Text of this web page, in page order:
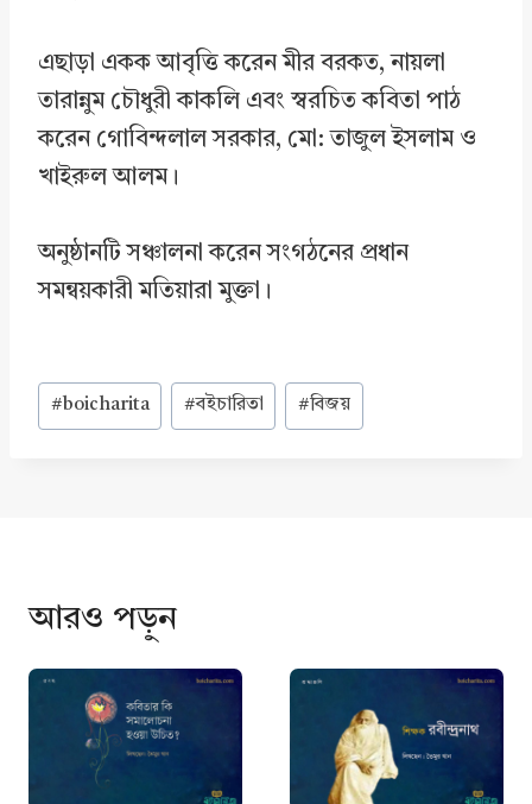
এছাড়া একক আবৃত্তি করেন মীর বরকত, নায়লা
তারান্নুম চৌধুরী কাকলি এবং স্বরচিত কবিতা পাঠ
করেন গোবিন্দলাল সরকার, মো: তাজুল ইসলাম ও
খাইরুল আলম।
অনুষ্ঠানটি সঞ্চালনা করেন সংগঠনের প্রধান
সমন্বয়কারী মতিয়ারা মুক্তা।
Post
Tags:
#boicharita #বইচারিতা #বিজয়
আরও পড়ুন